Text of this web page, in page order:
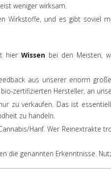
weniger wirksam.
Wirkstoffe, und es gibt soviel
hierWissen bei den Meisten,
aus unserer enorm
zertifizierten Hersteller, an
zu verkaufen. Das ist
zu handeln.
Hanf. Wer Reinextrakte
die genannten Erkenntnisse.